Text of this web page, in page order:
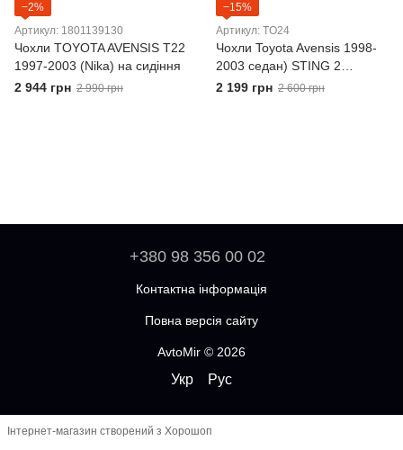
−2%
Артикул: 1801139130
Чохли TOYOTA AVENSIS T22
1997-2003 (Nika) на сидіння
2 944 грн 2 990 грн
−15%
Артикул: TO24
Чохли Toyota Avensis 1998-
2003 седан) STING 2
Передні універсальні
2 199 грн 2 600 грн
+380 98 356 00 02
Контактна інформація
Повна версія сайту
AvtoMir © 2026
Укр Рус
Інтернет-магазин створений з Хорошоп